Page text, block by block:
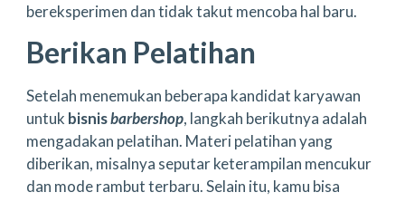
bereksperimen dan tidak takut mencoba hal baru.
Berikan Pelatihan
Setelah menemukan beberapa kandidat karyawan
untuk bisnisbarbershop, langkah berikutnya adalah
mengadakan pelatihan. Materi pelatihan yang
diberikan, misalnya seputar keterampilan mencukur
dan mode rambut terbaru. Selain itu, kamu bisa